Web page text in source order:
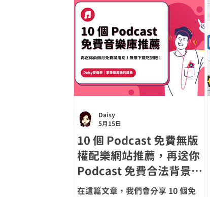
10 個 Podcast 免費無版
權配樂網站推薦，再送你
Podcast 免費合法背景音
樂包【2026最新】
在這篇文章，我們會分享 10 個免
Daisy
5月15日